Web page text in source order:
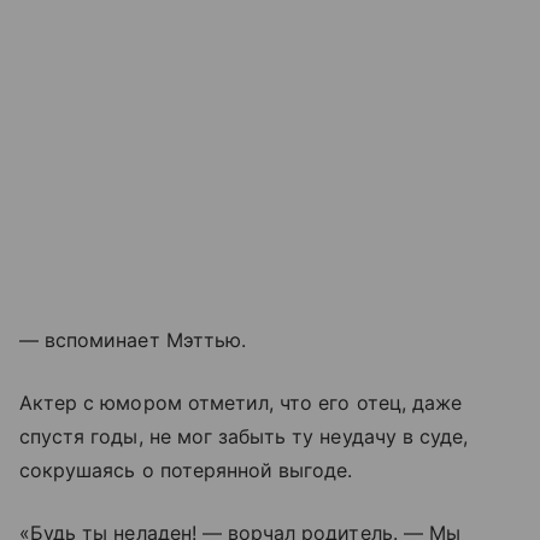
— вспоминает Мэттью.
Актер с юмором отметил, что его отец, даже
спустя годы, не мог забыть ту неудачу в суде,
сокрушаясь о потерянной выгоде.
«Будь ты неладен! — ворчал родитель. — Мы